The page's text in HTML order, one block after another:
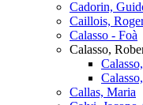
Cadorin,
Caillois,
Calasso - Foà
Calasso,
Callas, Maria